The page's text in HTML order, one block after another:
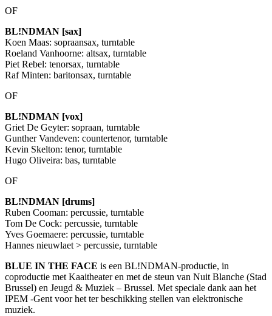
OF
BL!NDMAN [sax]
Koen Maas: sopraansax, turntable
Roeland Vanhoorne: altsax, turntable
Piet Rebel: tenorsax, turntable
Raf Minten: baritonsax, turntable
OF
BL!NDMAN [vox]
Griet De Geyter: sopraan, turntable
Gunther Vandeven: countertenor, turntable
Kevin Skelton: tenor, turntable
Hugo Oliveira: bas, turntable
OF
BL!NDMAN [drums]
Ruben Cooman: percussie, turntable
Tom De Cock: percussie, turntable
Yves Goemaere: percussie, turntable
Hannes nieuwlaet > percussie, turntable
BLUE IN THE FACE is een BL!NDMAN-productie, in
coproductie met Kaaitheater en met de steun van Nuit Blanche (Stad
Brussel) en Jeugd & Muziek – Brussel. Met speciale dank aan het
IPEM -Gent voor het ter beschikking stellen van elektronische
muziek.